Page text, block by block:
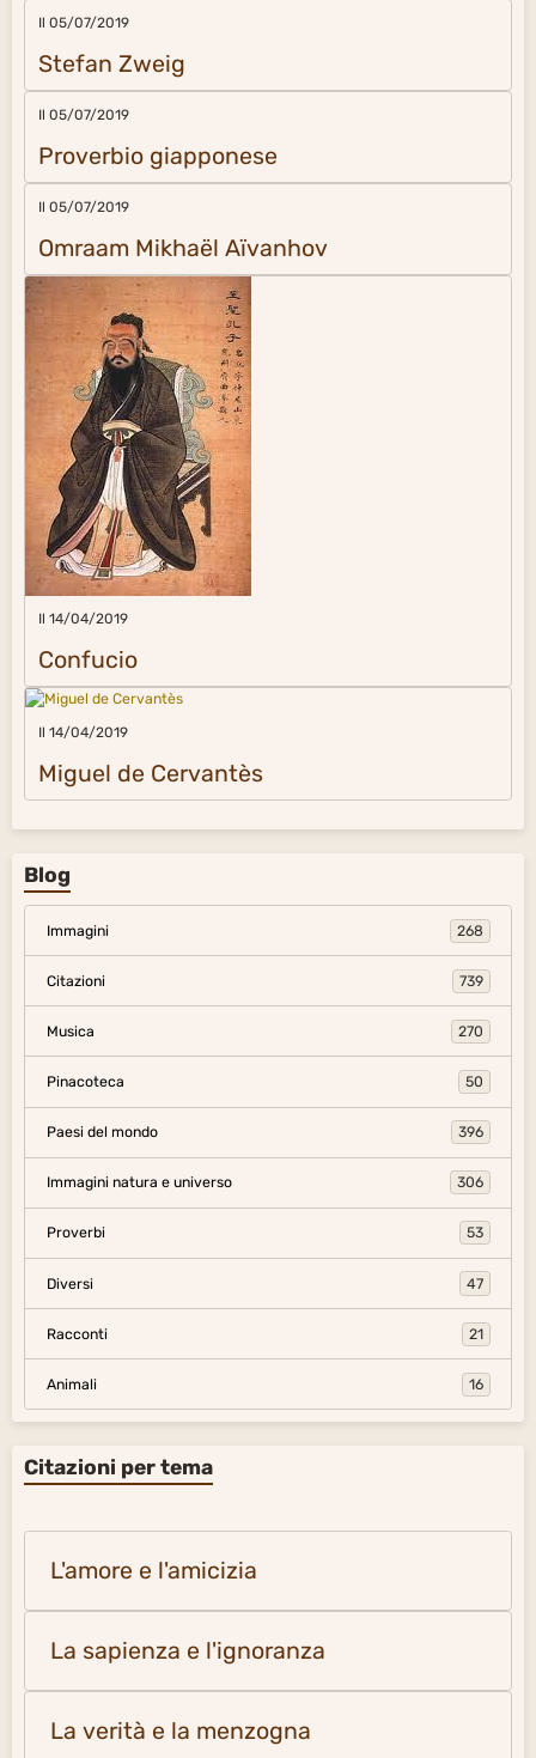
Il 05/07/2019
Stefan Zweig
Il 05/07/2019
Proverbio giapponese
Il 05/07/2019
Omraam Mikhaël Aïvanhov
Il 14/04/2019
Confucio
Il 14/04/2019
Miguel de Cervantès
Blog
Immagini 268
Citazioni 739
Musica 270
Pinacoteca 50
Paesi del mondo 396
Immagini natura e universo 306
Proverbi 53
Diversi 47
Racconti 21
Animali 16
Citazioni per tema
L'amore e l'amicizia
La sapienza e l'ignoranza
La verità e la menzogna